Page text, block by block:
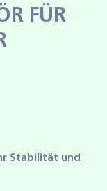
FÜR
Stabilität und